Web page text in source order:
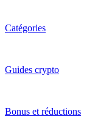
Catégories
Guides crypto
Bonus et réductions